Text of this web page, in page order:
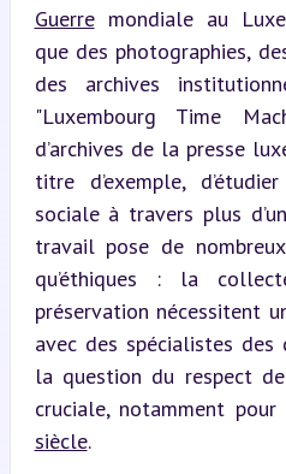
Guerre mondiale au
que des photographies,
des archives
"Luxembourg Time
d’archives de la presse
titre d’exemple,
sociale à travers plus
travail pose de
qu’éthiques : la
préservation nécessitent
avec des spécialistes des
la question du respect
cruciale, notamment
siècle.